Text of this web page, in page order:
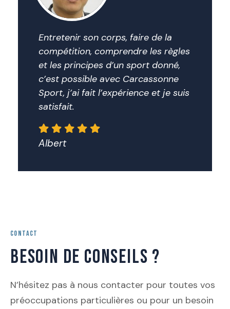
Entretenir son corps, faire de la
compétition, comprendre les règles
et les principes d’un sport donné,
c’est possible avec Carcassonne
Sport, j’ai fait l’expérience et je suis
satisfait.
Albert
CONTACT
BESOIN DE CONSEILS ?
N’hésitez pas à nous contacter pour toutes vos
préoccupations particulières ou pour un besoin